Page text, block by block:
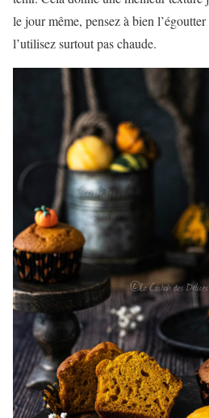
le jour même, pensez à bien
l’utilisez surtout pas chaude.